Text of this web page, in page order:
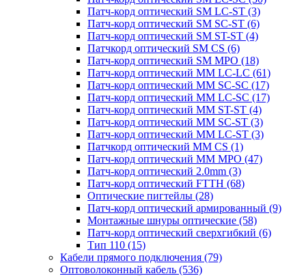
Патч-корд оптический SM LC-ST (3)
Патч-корд оптический SM SC-ST (6)
Патч-корд оптический SM ST-ST (4)
Патчкорд оптический SM CS (6)
Патч-корд оптический SM MPO (18)
Патч-корд оптический MM LC-LC (61)
Патч-корд оптический MM SC-SC (17)
Патч-корд оптический MM LC-SC (17)
Патч-корд оптический MM ST-ST (4)
Патч-корд оптический MM SC-ST (3)
Патч-корд оптический MM LC-ST (3)
Патчкорд оптический MM CS (1)
Патч-корд оптический MM MPO (47)
Патч-корд оптический 2.0mm (3)
Патч-корд оптический FTTH (68)
Оптические пигтейлы (28)
Патч-корд оптический армированный (9)
Монтажные шнуры оптические (58)
Патч-корд оптический сверхгибкий (6)
Тип 110 (15)
Кабели прямого подключения (79)
Оптоволоконный кабель (536)